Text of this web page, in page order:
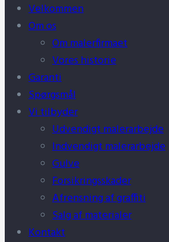
Velkommen
Om os
Om malerfirmaet
Vores historie
Garanti
Spørgsmål
Vi tilbyder
Udvendigt malerarbejde
Indvendigt malerarbejde
Gulve
Forsikringsskader
Afrensning af graffiti
Salg af materialer
Kontakt